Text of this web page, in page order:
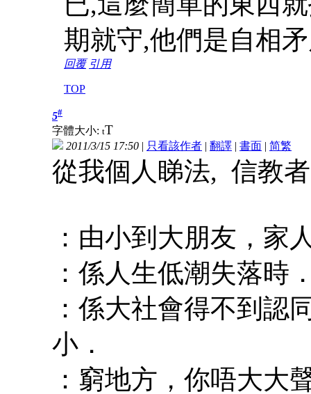
期就守,他們是自相
回覆 引用
TOP
5#
字體大小: tT
2011/3/15 17:50 | 只看該作者 | 翻譯 | 書面 | 简繁
從我個人睇法, 信教
：由小到大朋友，家
：係人生低潮失落時
：係大社會得不到認
小．
：窮地方，你唔大大